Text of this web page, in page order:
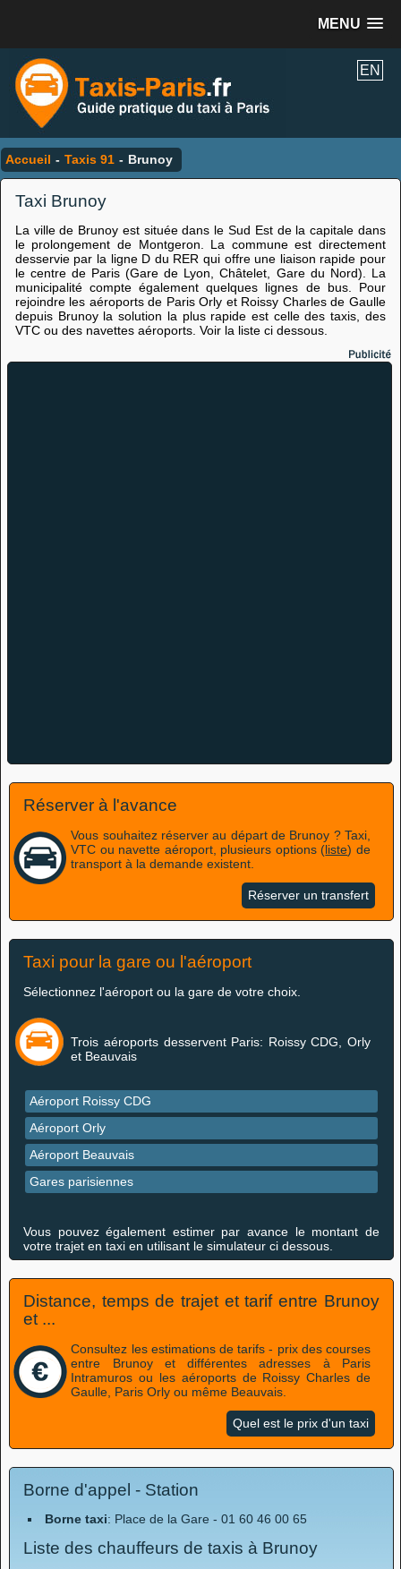
MENU
EN
Accueil - Taxis 91 - Brunoy
Taxi Brunoy
La ville de Brunoy est située dans le Sud Est de la capitale dans
le prolongement de Montgeron. La commune est directement
desservie par la ligne D du RER qui offre une liaison rapide pour
le centre de Paris (Gare de Lyon, Châtelet, Gare du Nord). La
municipalité compte également quelques lignes de bus. Pour
rejoindre les aéroports de Paris Orly et Roissy Charles de Gaulle
depuis Brunoy la solution la plus rapide est celle des taxis, des
VTC ou des navettes aéroports. Voir la liste ci dessous.
Réserver à l'avance
Vous souhaitez réserver au départ de Brunoy ? Taxi,
VTC ou navette aéroport, plusieurs options (liste) de
transport à la demande existent.
Réserver un transfert
Taxi pour la gare ou l'aéroport
Sélectionnez l'aéroport ou la gare de votre choix.
Trois aéroports desservent Paris: Roissy CDG, Orly
et Beauvais
Aéroport Roissy CDG
Aéroport Orly
Aéroport Beauvais
Gares parisiennes
Vous pouvez également estimer par avance le montant de
votre trajet en taxi en utilisant le simulateur ci dessous.
Distance, temps de trajet et tarif entre Brunoy
et ...
Consultez les estimations de tarifs - prix des courses
entre Brunoy et différentes adresses à Paris
Intramuros ou les aéroports de Roissy Charles de
Gaulle, Paris Orly ou même Beauvais.
Quel est le prix d'un taxi
Borne d'appel - Station
Borne taxi: Place de la Gare - 01 60 46 00 65
Liste des chauffeurs de taxis à Brunoy